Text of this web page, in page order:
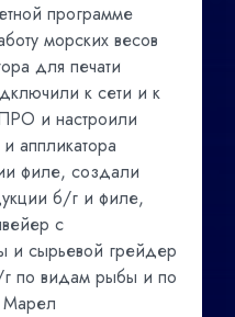
программе
морских весов
для печати
к сети и к
и настроили
аппликатора
филе, создали
б/г и филе,
с
и сырьевой грейдер
по видам рыбы и по
Марел